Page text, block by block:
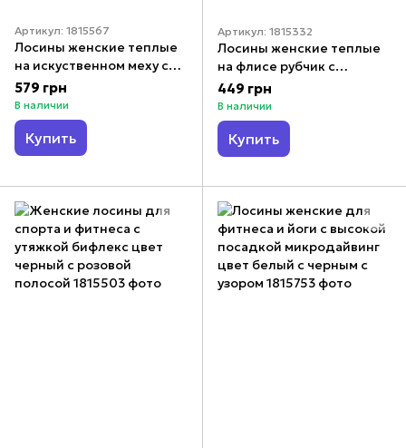
Артикул: 1815567
Лосины женские теплые
на искуственном меху с
высокой посадкой
микродайвинг цвет
черный
579 грн
В наличии
Купить
Артикул: 1815332
Лосины женские теплые
на флисе рубчик с
высокой посадкой цвет
черный
449 грн
В наличии
Купить